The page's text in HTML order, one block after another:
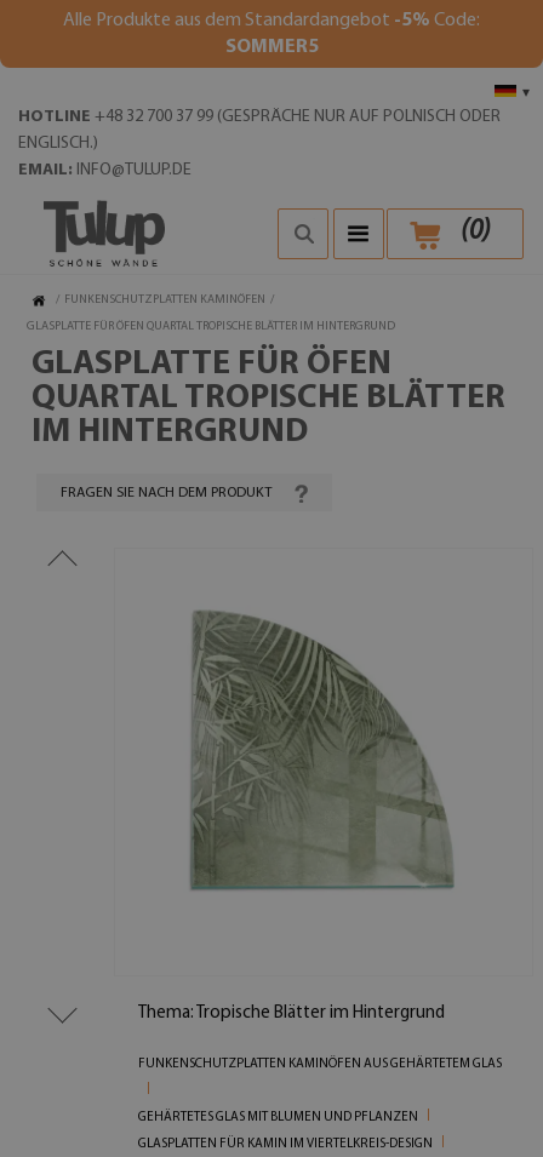
Alle Produkte aus dem Standardangebot -5% Code:
SOMMER5
▾
HOTLINE +48 32 700 37 99 (GESPRÄCHE NUR AUF POLNISCH ODER
ENGLISCH.)
EMAIL: INFO@TULUP.DE
(0)
/ FUNKENSCHUTZPLATTEN KAMINÖFEN /
GLASPLATTE FÜR ÖFEN QUARTAL TROPISCHE BLÄTTER IM HINTERGRUND
GLASPLATTE FÜR ÖFEN
QUARTAL TROPISCHE BLÄTTER
IM HINTERGRUND
FRAGEN SIE NACH DEM PRODUKT
Thema: Tropische Blätter im Hintergrund
FUNKENSCHUTZPLATTEN KAMINÖFEN AUS GEHÄRTETEM GLAS
GEHÄRTETES GLAS MIT BLUMEN UND PFLANZEN
GLASPLATTEN FÜR KAMIN IM VIERTELKREIS-DESIGN